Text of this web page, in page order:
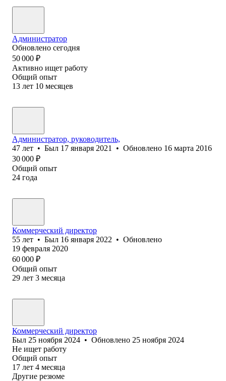
Администратор
Обновлено сегодня
50 000 ₽
Активно ищет работу
Общий опыт
13 лет 10 месяцев
Администратор, руководитель,
47 лет • Был 17 января 2021 • Обновлено 16 марта 2016
30 000 ₽
Общий опыт
24 года
Коммерческий директор
55 лет • Был 16 января 2022 • Обновлено
19 февраля 2020
60 000 ₽
Общий опыт
29 лет 3 месяца
Коммерческий директор
Был 25 ноября 2024 • Обновлено 25 ноября 2024
Не ищет работу
Общий опыт
17 лет 4 месяца
Другие резюме